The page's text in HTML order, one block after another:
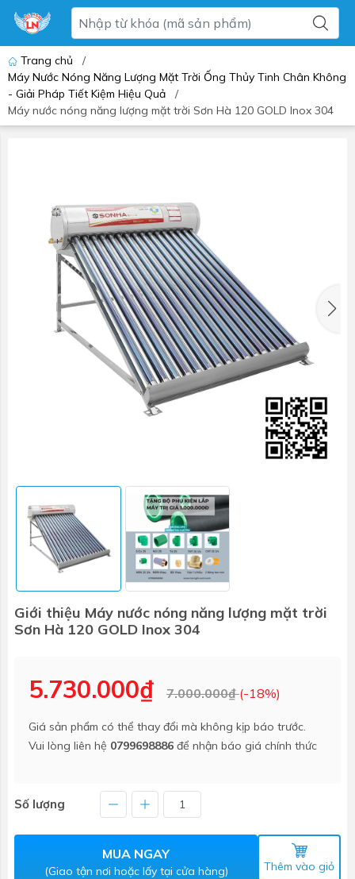
Trang chủ
/
Máy Nước Nóng Năng Lượng Mặt Trời Ống Thủy Tinh Chân Không
- Giải Pháp Tiết Kiệm Hiệu Quả
/
Máy nước nóng năng lượng mặt trời Sơn Hà 120 GOLD Inox 304
Giới thiệu Máy nước nóng năng lượng mặt trời
Sơn Hà 120 GOLD Inox 304
5.730.000₫ 7.000.000₫(-18%)
Giá sản phẩm có thể thay đổi mà không kịp báo trước.
Vui lòng liên hệ 0799698886 để nhận báo giá chính thức
Số lượng
MUA NGAY
(Giao tận nơi hoặc lấy tại cửa hàng) Thêm vào giỏ